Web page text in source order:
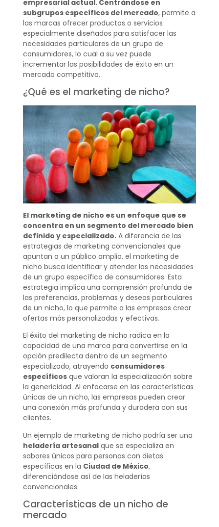
empresarial actual. Centrándose en
subgrupos específicos del mercado, permite a
las marcas ofrecer productos o servicios
especialmente diseñados para satisfacer las
necesidades particulares de un grupo de
consumidores, lo cual a su vez puede
incrementar las posibilidades de éxito en un
mercado competitivo.
¿Qué es el marketing de nicho?
El marketing de nicho es un enfoque que se
concentra en un segmento del mercado bien
definido y especializado.A diferencia de las
estrategias de marketing convencionales que
apuntan a un público amplio, el marketing de
nicho busca identificar y atender las necesidades
de un grupo específico de consumidores. Esta
estrategia implica una comprensión profunda de
las preferencias, problemas y deseos particulares
de un nicho, lo que permite a las empresas crear
ofertas más personalizadas y efectivas.
El éxito del marketing de nicho radica en la
capacidad de una marca para convertirse en la
opción predilecta dentro de un segmento
especializado, atrayendo consumidores
específicosque valoran la especialización sobre
la genericidad. Al enfocarse en las características
únicas de un nicho, las empresas pueden crear
una conexión más profunda y duradera con sus
clientes.
Un ejemplo de marketing de nicho podría ser una
heladería artesanalque se especializa en
sabores únicos para personas con dietas
específicas en la Ciudad de México,
diferenciándose así de las heladerías
convencionales.
Características de un nicho de
mercado